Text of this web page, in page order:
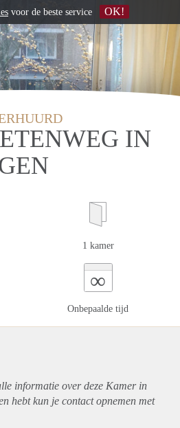
IN
1 kamer
∞
Onbepaalde tijd
informatie over deze Kamer in
hebt kun je contact opnemen met
voor de beste service OK!